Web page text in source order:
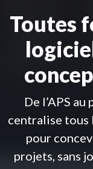
Toutes
De l’APS
centralise tous
pour
projets, sans